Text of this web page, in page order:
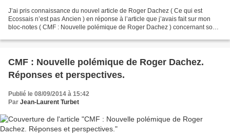
J’ai pris connaissance du nouvel article de Roger Dachez ( Ce qui est
Ecossais n’est pas Ancien ) en réponse à l’article que j’avais fait sur mon
bloc-notes ( CMF : Nouvelle polémique de Roger Dachez ) concernant son
CMF : Nouvelle polémique de Roger Dachez.
Réponses et perspectives.
Publié le 08/09/2014 à 15:42
Par Jean-Laurent Turbet